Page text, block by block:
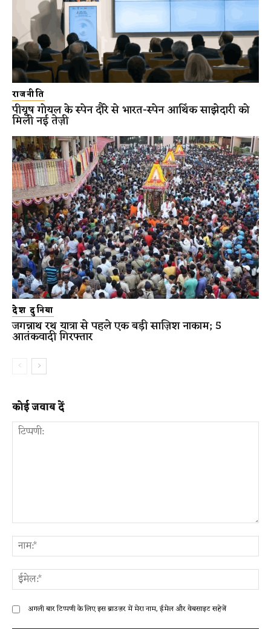
राजनीति
पीयूष गोयल के स्पेन दौरे से भारत-स्पेन आर्थिक साझेदारी को
मिली नई तेज़ी
देश दुनिया
जगन्नाथ रथ यात्रा से पहले एक बड़ी साज़िश नाकाम; 5
आतंकवादी गिरफ्तार
कोई जवाब दें
अगली बार टिप्पणी के लिए इस ब्राउज़र में मेरा नाम, ईमेल और वेबसाइट सहेजें